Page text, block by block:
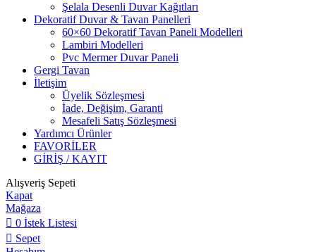
Şelala Desenli Duvar Kağıtları
Dekoratif Duvar & Tavan Panelleri
60×60 Dekoratif Tavan Paneli Modelleri
Lambiri Modelleri
Pvc Mermer Duvar Paneli
Gergi Tavan
İletişim
Üyelik Sözleşmesi
İade, Değişim, Garanti
Mesafeli Satış Sözleşmesi
Yardımcı Ürünler
FAVORİLER
GİRİŞ / KAYIT
Alışveriş Sepeti
Kapat
Mağaza
0 İstek Listesi
Sepet